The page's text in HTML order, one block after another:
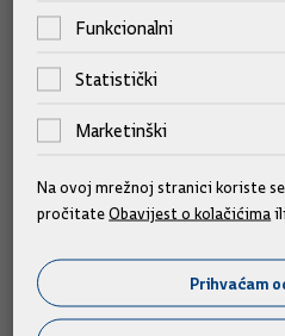
zadovoljstvom prihvatio.
Razdragani pjesnik Tadijanović
osim njega znali da će "doživjeti
Za 100. rođendan predsjednik
hrvatskog pjesništva ulje na
Primanju su bili nazočni
ministar kulture Božo Biškupić.
Funkcionalni
Statistički
Marketinški
Na ovoj mrežnoj stranici koriste
pročitateObavijest o kolačićima
Prihvaćam